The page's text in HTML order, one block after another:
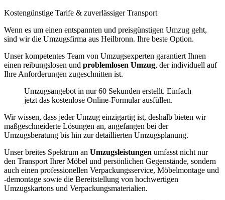
Kostengünstige Tarife & zuverlässiger Transport
Wenn es um einen entspannten und preisgünstigen Umzug geht,
sind wir die Umzugsfirma aus Heilbronn. Ihre beste Option.
Unser kompetentes Team von Umzugsexperten garantiert Ihnen
einen reibungslosen und problemlosen Umzug, der individuell auf
Ihre Anforderungen zugeschnitten ist.
Umzugsangebot in nur 60 Sekunden erstellt. Einfach
jetzt das kostenlose Online-Formular ausfüllen.
Wir wissen, dass jeder Umzug einzigartig ist, deshalb bieten wir
maßgeschneiderte Lösungen an, angefangen bei der
Umzugsberatung bis hin zur detaillierten Umzugsplanung.
Unser breites Spektrum an Umzugsleistungen umfasst nicht nur
den Transport Ihrer Möbel und persönlichen Gegenstände, sondern
auch einen professionellen Verpackungsservice, Möbelmontage und
-demontage sowie die Bereitstellung von hochwertigen
Umzugskartons und Verpackungsmaterialien.